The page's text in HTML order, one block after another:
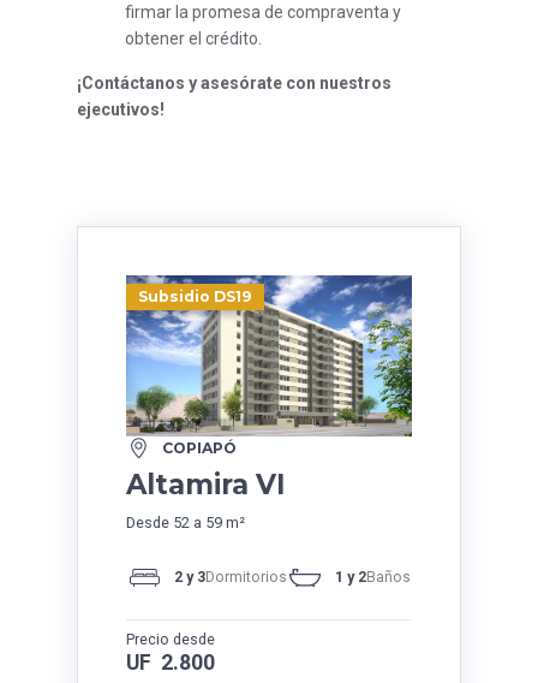
firmar la promesa de compraventa y
obtener el crédito.
¡Contáctanos y asesórate con nuestros
ejecutivos!
Subsidio DS19
COPIAPÓ
Altamira VI
Desde 52 a 59 m²
2 y 3Dormitorios 1 y 2Baños
Precio desde
UF 2.800